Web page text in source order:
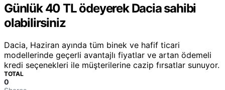
Günlük 40 TL ödeyerek Dacia sahibi
olabilirsiniz
Dacia, Haziran ayında tüm binek ve hafif ticari
modellerinde geçerli avantajlı fiyatlar ve artan ödemeli
kredi seçenekleri ile müşterilerine cazip fırsatlar sunuyor.
TOTAL
0